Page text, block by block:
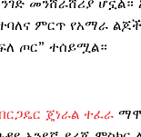
መንሸራሸሪያ ሆኗል።
ምርጥ የአማራ
ጦር” ተሰይሟል።
ጄነራል ተፈራ ማሞ